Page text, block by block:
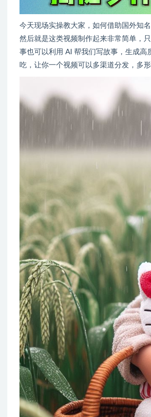
今天现场实操教大家，如何借助国外知
然后就是这类视频制作起来非常简单，
事也可以利用 AI 帮我们写故事，生成
吃，让你一个视频可以多渠道分发，多